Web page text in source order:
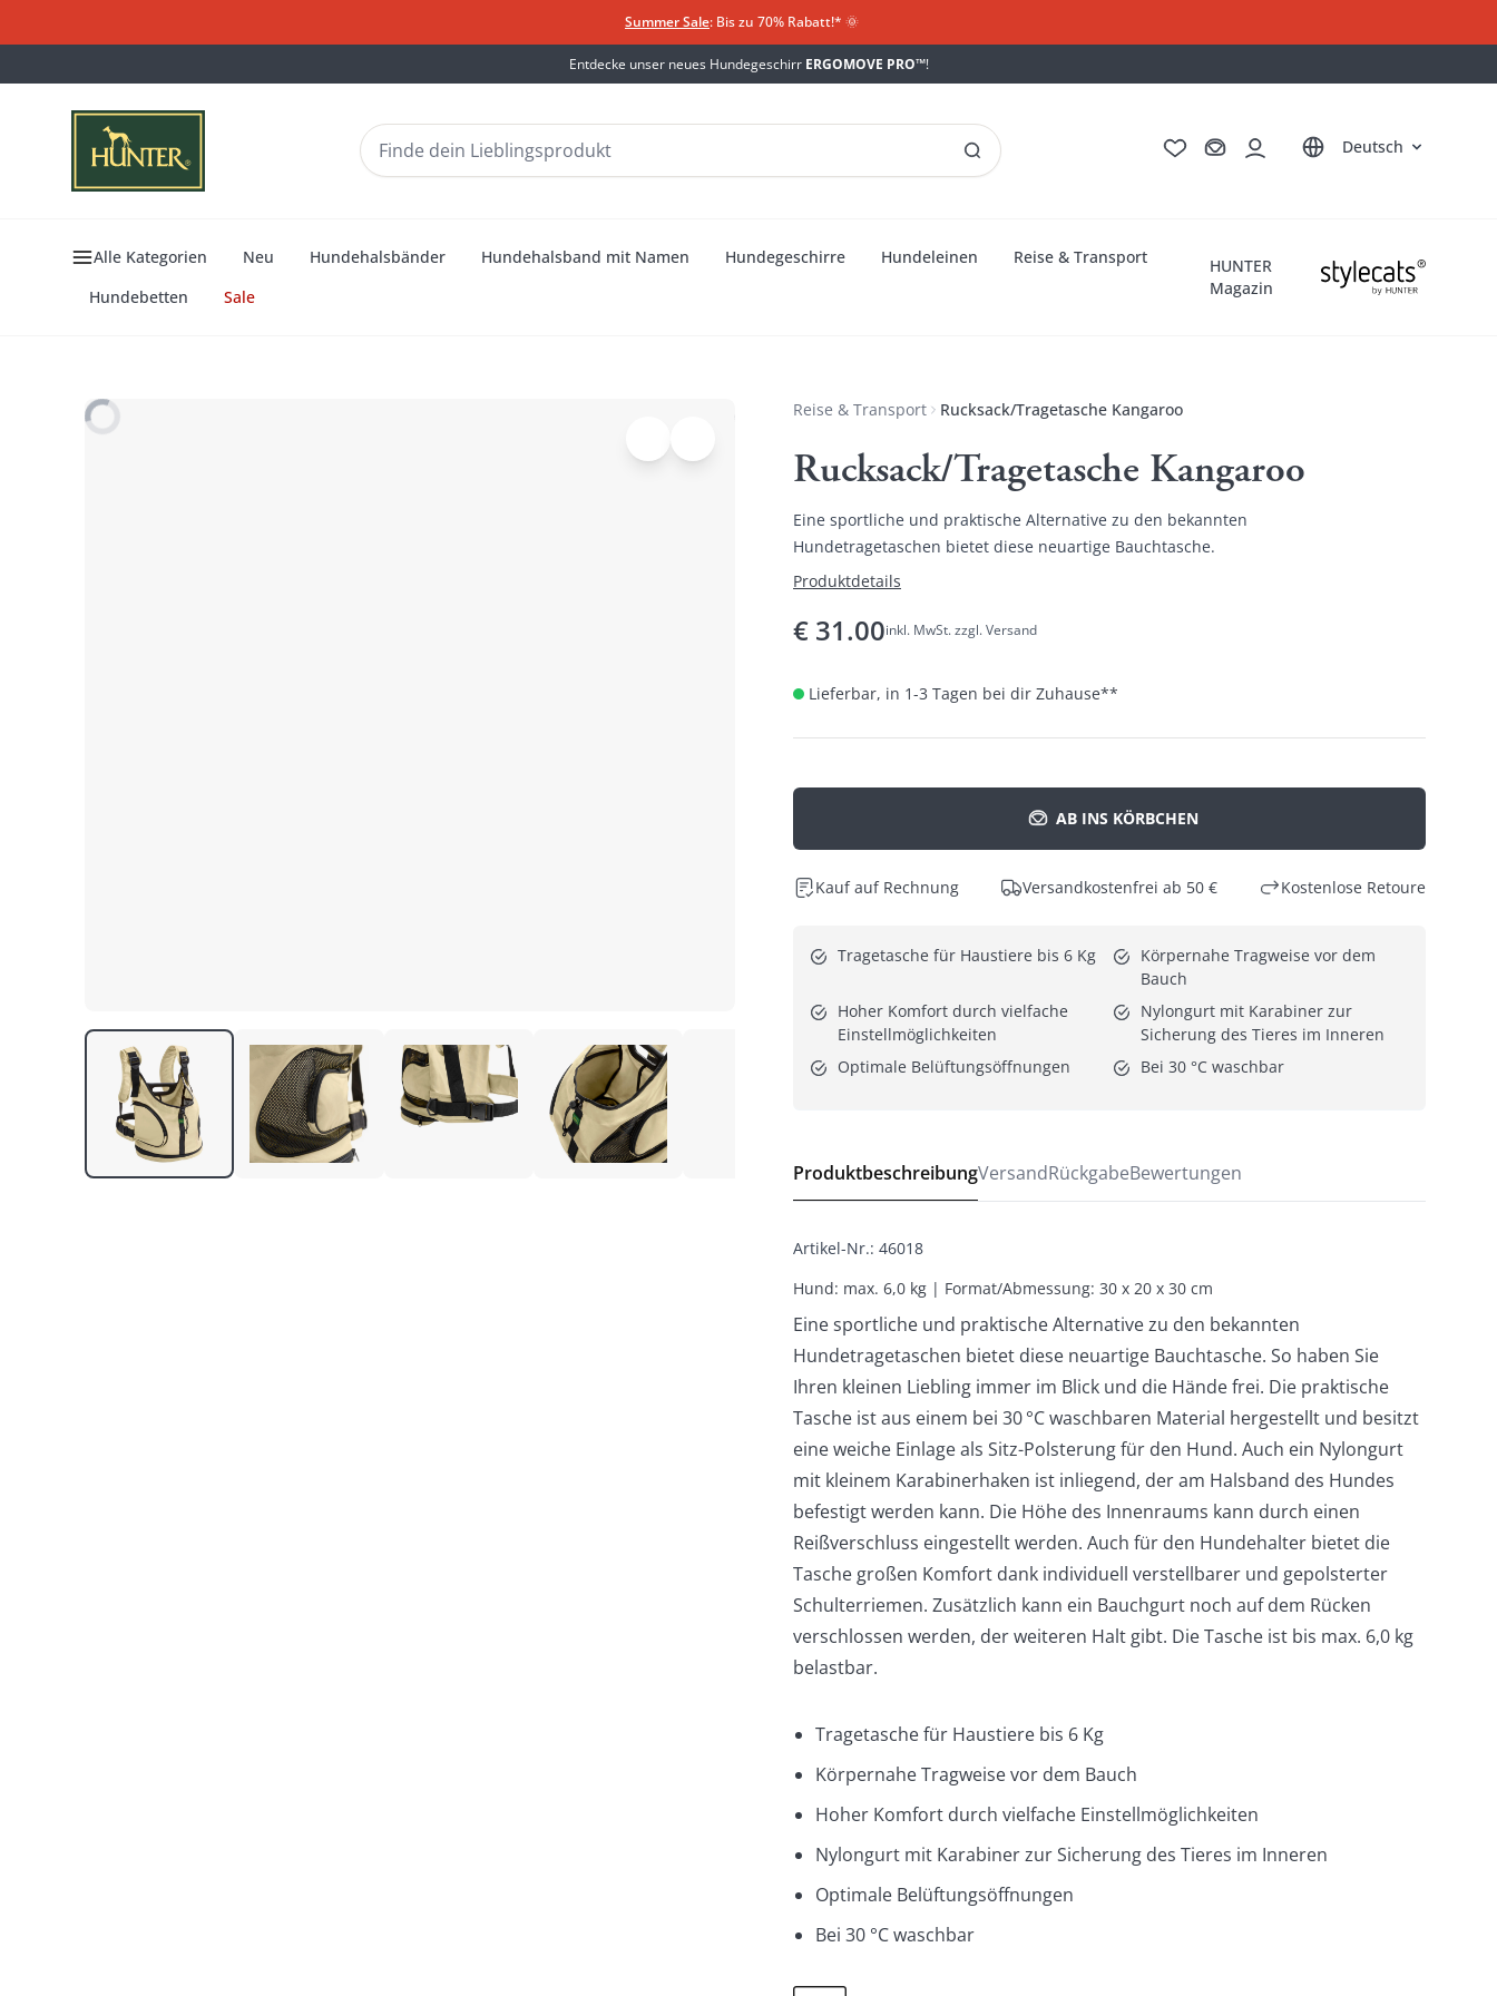
Summer Sale: Bis zu 70% Rabatt!* 🌞
Entdecke unser neues Hundegeschirr ERGOMOVE PRO™!
English
Français
Italiano
Nederlands
Deutsch
Alle Kategorien Neu Hundehalsbänder Hundehalsband mit Namen Hundegeschirre Hundeleinen
Reise & Transport
Hundebetten
Sale
HUNTER
Magazin
Reise & Transport Rucksack/Tragetasche Kangaroo
Rucksack/Tragetasche Kangaroo
Eine sportliche und praktische Alternative zu den bekannten
Hundetragetaschen bietet diese neuartige Bauchtasche.
Produktdetails
€ 31.00inkl. MwSt. zzgl. Versand
Lieferbar, in 1-3 Tagen bei dir Zuhause**
AB INS KÖRBCHEN
Kauf auf Rechnung Versandkostenfrei ab 50 € Kostenlose Retoure
Tragetasche für Haustiere bis 6 Kg
Körpernahe Tragweise vor dem
Bauch
Hoher Komfort durch vielfache
Einstellmöglichkeiten
Nylongurt mit Karabiner zur
Sicherung des Tieres im Inneren
Optimale Belüftungsöffnungen
Bei 30 °C waschbar
ProduktbeschreibungVersandRückgabeBewertungen
Artikel-Nr.: 46018
Hund: max. 6,0 kg | Format/Abmessung: 30 x 20 x 30 cm
Eine sportliche und praktische Alternative zu den bekannten
Hundetragetaschen bietet diese neuartige Bauchtasche. So haben Sie
Ihren kleinen Liebling immer im Blick und die Hände frei. Die praktische
Tasche ist aus einem bei 30 °C waschbaren Material hergestellt und besitzt
eine weiche Einlage als Sitz-Polsterung für den Hund. Auch ein Nylongurt
mit kleinem Karabinerhaken ist inliegend, der am Halsband des Hundes
befestigt werden kann. Die Höhe des Innenraums kann durch einen
Reißverschluss eingestellt werden. Auch für den Hundehalter bietet die
Tasche großen Komfort dank individuell verstellbarer und gepolsterter
Schulterriemen. Zusätzlich kann ein Bauchgurt noch auf dem Rücken
verschlossen werden, der weiteren Halt gibt. Die Tasche ist bis max. 6,0 kg
belastbar.
Tragetasche für Haustiere bis 6 Kg
Körpernahe Tragweise vor dem Bauch
Hoher Komfort durch vielfache Einstellmöglichkeiten
Nylongurt mit Karabiner zur Sicherung des Tieres im Inneren
Optimale Belüftungsöffnungen
Bei 30 °C waschbar